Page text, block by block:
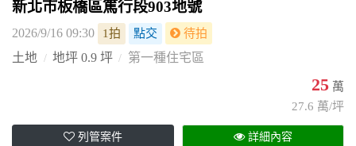
新北市板橋區篤行段903地號
2026/9/16 09:30 1拍 點交 待拍
土地 地坪 0.9 坪 第一種住宅區
25 萬
27.6 萬/坪
列管案件 詳細內容